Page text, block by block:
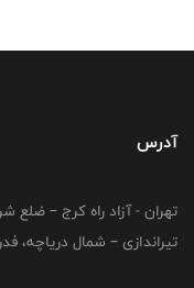
آدرس
تهران - آزاد راه کرج – ضلع
تیراندازی – شمال دریاچه،